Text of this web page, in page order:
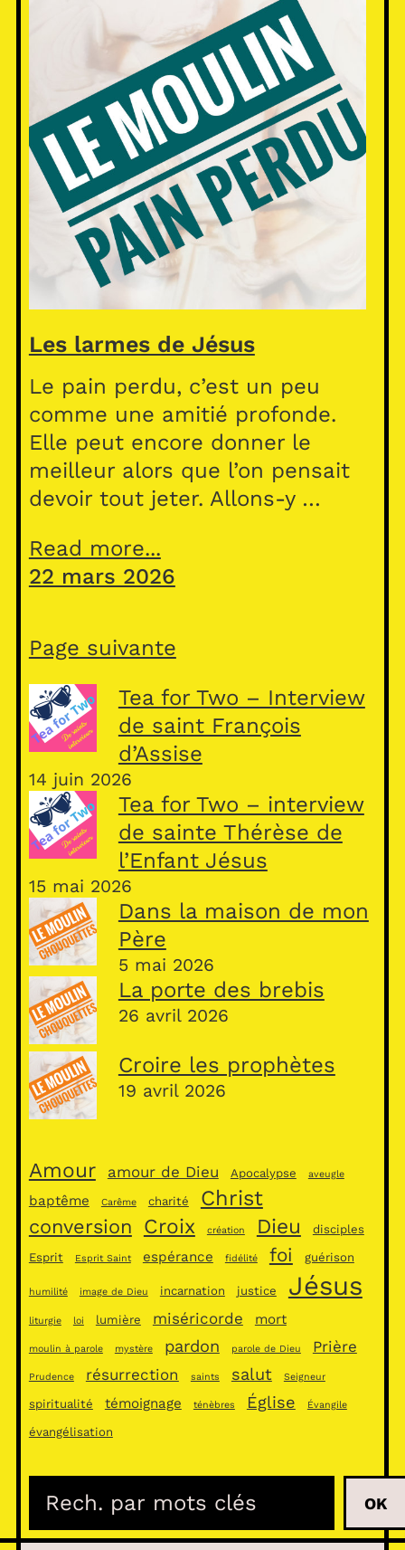
Les larmes de Jésus
Le pain perdu, c’est un peu
comme une amitié profonde.
Elle peut encore donner le
meilleur alors que l’on pensait
devoir tout jeter. Allons-y …
Read more...
22 mars 2026
Page suivante
Tea for Two – Interview
de saint François
d’Assise
14 juin 2026
Tea for Two – interview
de sainte Thérèse de
l’Enfant Jésus
15 mai 2026
Dans la maison de mon
Père
5 mai 2026
La porte des brebis
26 avril 2026
Croire les prophètes
19 avril 2026
Amour amour de Dieu Apocalypse aveugle
baptême Carême charité Christ
conversion Croix création Dieu disciples
Esprit Esprit Saint espérance fidélité foi guérison
humilité image de Dieu incarnation justice Jésus
liturgie loi lumière miséricorde mort
moulin à parole mystère pardon parole de Dieu Prière
Prudence résurrection saints salut Seigneur
spiritualité témoignage ténèbres Église Évangile
évangélisation
c
OK